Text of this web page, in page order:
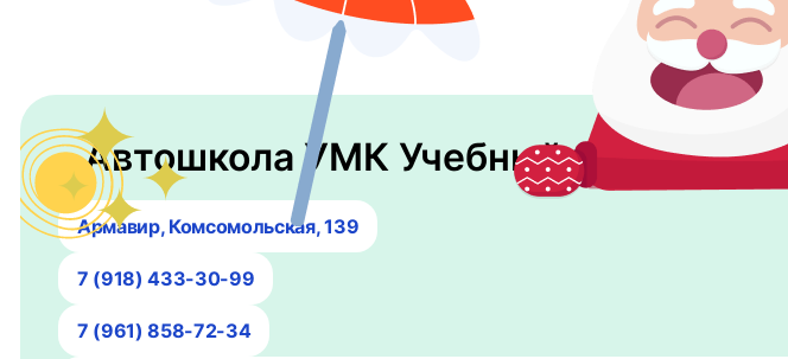
Автошкола УМК Учебный
Армавир, Комсомольская, 139
7 (918) 433-30-99
7 (961) 858-72-34